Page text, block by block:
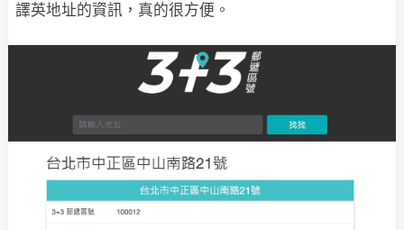
譯英地址的資訊，真的很方便。